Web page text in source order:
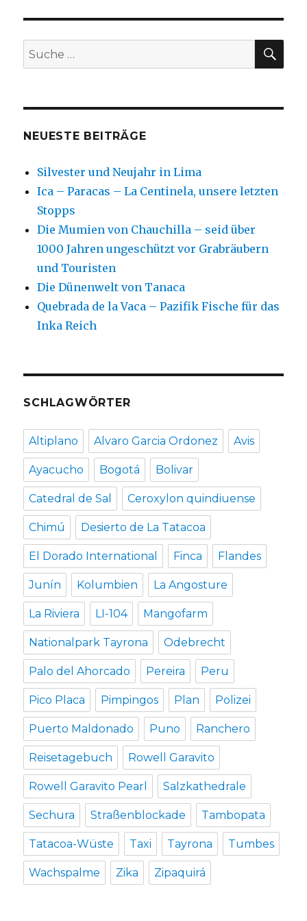
Suche
nach:
NEUESTE BEITRÄGE
Silvester und Neujahr in Lima
Ica – Paracas – La Centinela, unsere letzten
Stopps
Die Mumien von Chauchilla – seid über
1000 Jahren ungeschützt vor Grabräubern
und Touristen
Die Dünenwelt von Tanaca
Quebrada de la Vaca – Pazifik Fische für das
Inka Reich
SCHLAGWÖRTER
Altiplano Alvaro Garcia Ordonez Avis
Ayacucho Bogotá Bolivar
Catedral de Sal Ceroxylon quindiuense
Chimú Desierto de La Tatacoa
El Dorado International Finca Flandes
Junín Kolumbien La Angosture
La Riviera LI-104 Mangofarm
Nationalpark Tayrona Odebrecht
Palo del Ahorcado Pereira Peru
Pico Placa Pimpingos Plan Polizei
Puerto Maldonado Puno Ranchero
Reisetagebuch Rowell Garavito
Rowell Garavito Pearl Salzkathedrale
Sechura Straßenblockade Tambopata
Tatacoa-Wüste Taxi Tayrona Tumbes
Wachspalme Zika Zipaquirá